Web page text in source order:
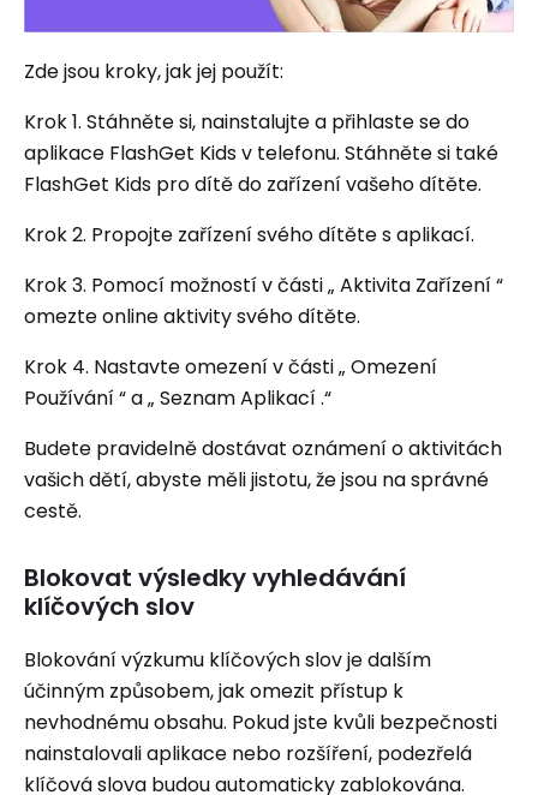
Zde jsou kroky, jak jej použít:
Krok 1. Stáhněte si, nainstalujte a přihlaste se do
aplikace FlashGet Kids v telefonu. Stáhněte si také
FlashGet Kids pro dítě do zařízení vašeho dítěte.
Krok 2. Propojte zařízení svého dítěte s aplikací.
Krok 3. Pomocí možností v části „ Aktivita Zařízení “
omezte online aktivity svého dítěte.
Krok 4. Nastavte omezení v části „ Omezení
Používání “ a „ Seznam Aplikací .“
Budete pravidelně dostávat oznámení o aktivitách
vašich dětí, abyste měli jistotu, že jsou na správné
cestě.
Blokovat výsledky vyhledávání
klíčových slov
Blokování výzkumu klíčových slov je dalším
účinným způsobem, jak omezit přístup k
nevhodnému obsahu. Pokud jste kvůli bezpečnosti
nainstalovali aplikace nebo rozšíření, podezřelá
klíčová slova budou automaticky zablokována.